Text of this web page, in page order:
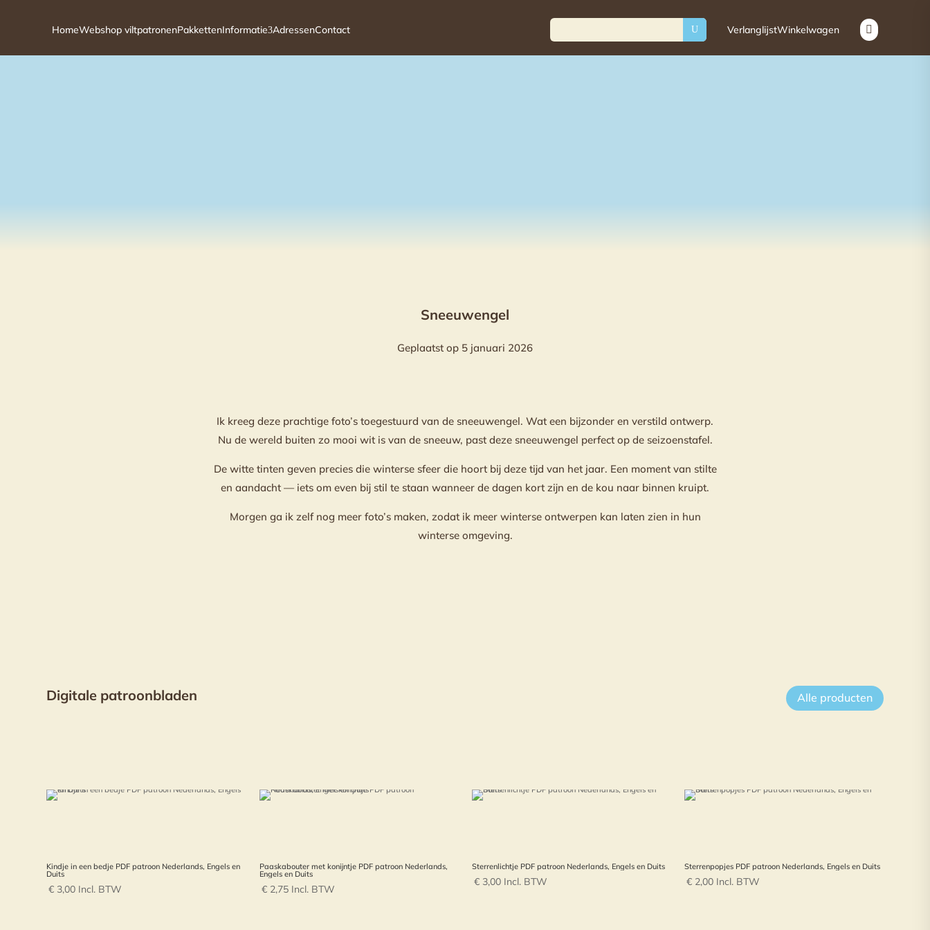
HomeWebshop viltpatronenPakkettenInformatie3AdressenContact U VerlanglijstWinkelwagen 
Sneeuwengel
Geplaatst op 5 januari 2026
Ik kreeg deze prachtige foto’s toegestuurd van de sneeuwengel. Wat een bijzonder en verstild ontwerp.
Nu de wereld buiten zo mooi wit is van de sneeuw, past deze sneeuwengel perfect op de seizoenstafel.
De witte tinten geven precies die winterse sfeer die hoort bij deze tijd van het jaar. Een moment van stilte
en aandacht — iets om even bij stil te staan wanneer de dagen kort zijn en de kou naar binnen kruipt.
Morgen ga ik zelf nog meer foto’s maken, zodat ik meer winterse ontwerpen kan laten zien in hun
winterse omgeving.
Digitale patroonbladen Alle producten
Kindje in een bedje PDF patroon Nederlands, Engels en
Duits
€ 3,00 Incl. BTW
Paaskabouter met konijntje PDF patroon Nederlands,
Engels en Duits
€2,75 Incl. BTW
Sterrenlichtje PDF patroon Nederlands, Engels en Duits
€3,00 Incl. BTW
Sterrenpopjes PDF patroon Nederlands, Engels en Duits
€ 2,00 Incl. BTW